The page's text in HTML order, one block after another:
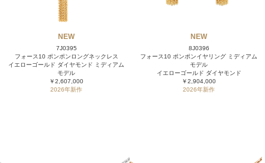
NEW
7J0395
フォース10 ポンポンロングネックレス
イエローゴールド ダイヤモンド ミディアム
モデル
￥2,607,000
2026年新作
NEW
8J0396
フォース10 ポンポンイヤリング ミディアム
モデル
イエローゴールド ダイヤモンド
￥2,904,000
2026年新作